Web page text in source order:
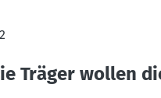
Träger wollen